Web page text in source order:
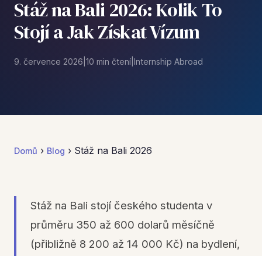
Stáž na Bali 2026: Kolik To
Stojí a Jak Získat Vízum
9. července 2026 10 min čtení Internship Abroad
Domů › Blog › Stáž na Bali 2026
Stáž na Bali stojí českého studenta v
průměru 350 až 600 dolarů měsíčně
(přibližně 8 200 až 14 000 Kč) na bydlení,